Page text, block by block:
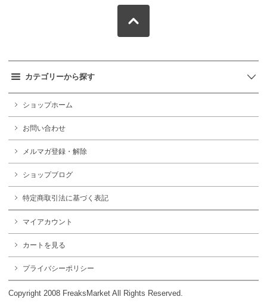
カテゴリーから探す
ショップホーム
お問い合わせ
メルマガ登録・解除
ショップブログ
特定商取引法に基づく表記
マイアカウント
カートを見る
プライバシーポリシー
Copyright 2008 FreaksMarket All Rights Reserved.